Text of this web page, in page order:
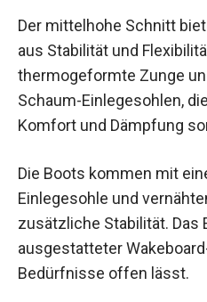
Der mittelhohe Schnitt
aus Stabilität und
thermogeformte Zunge
Schaum-Einlegesohlen,
Komfort und Dämpfung
Die Boots kommen mit
Einlegesohle und
zusätzliche Stabilität. Das
ausgestatteter
Bedürfnisse offen lässt.